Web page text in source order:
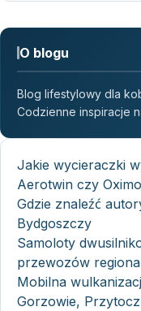
O blogu
Blog lifestylowy dla
Codzienne inspiracje
Jakie wycieraczki
Aerotwin czy
Gdzie znaleźć
Bydgoszczy
Samoloty
przewozów
Mobilna
Gorzowie,